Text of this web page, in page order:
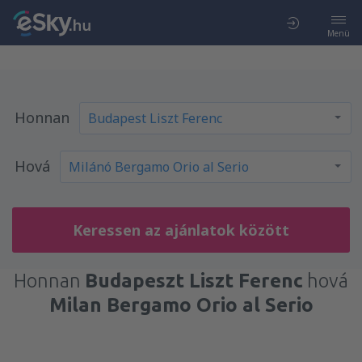
Menü
Honnan
Hová
Keressen az ajánlatok között
Honnan Budapeszt Liszt Ferenc hová
Milan Bergamo Orio al Serio